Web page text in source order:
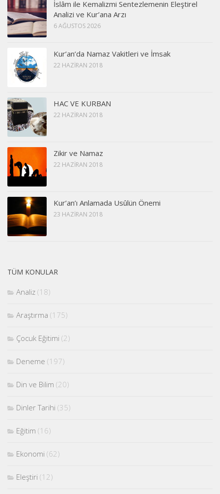
İslâm ile Kemalizmi Sentezlemenin Eleştirel
Analizi ve Kur’ana Arzı
6 AĞUSTOS 2026
Kur’an’da Namaz Vakitleri ve İmsak
22 HAZIRAN 2018
HAC VE KURBAN
22 HAZIRAN 2018
Zikir ve Namaz
22 HAZIRAN 2018
Kur’an’ı Anlamada Usûlün Önemi
23 HAZIRAN 2018
TÜM KONULAR
Analiz (18)
Araştırma (175)
Çocuk Eğitimi (2)
Deneme (197)
Din ve Bilim (20)
Dinler Tarihi (35)
Eğitim (16)
Ekonomi (62)
Eleştiri (12)